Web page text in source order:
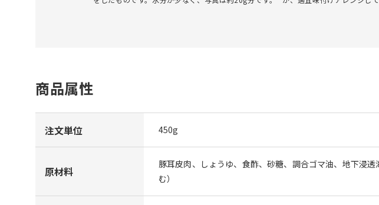
商品属性
注文単位 450g
原材料
豚耳皮肉、しょうゆ、食酢、砂糖、調合ゴマ油、地下浸
む）